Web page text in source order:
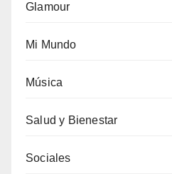
Glamour
Mi Mundo
Música
Salud y Bienestar
Sociales